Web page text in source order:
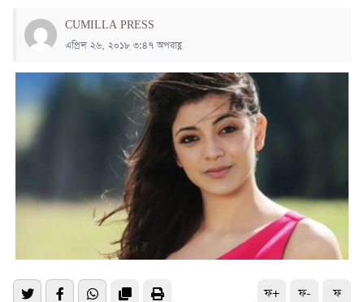
CUMILLA PRESS
এপ্রিল ২৬, ২০১৮ ৩:৪৭ অপরাহ্ণ
ফ+ ফ- ফ